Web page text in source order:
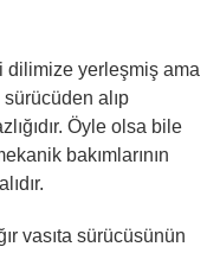
dilimize yerleşmiş ama
sürücüden alıp
Öyle olsa bile
bakımlarının
vasıta sürücüsünün